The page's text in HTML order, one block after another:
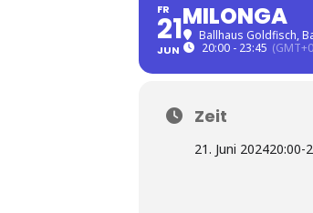
FR
21
JUN
MILONGA
Ballhaus Goldfisch,
20:00 - 23:45
Zeit
21. Juni 202420:00-